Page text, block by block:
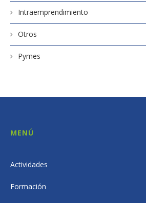
Intraemprendimiento
Otros
Pymes
MENÚ
Actividades
Formación